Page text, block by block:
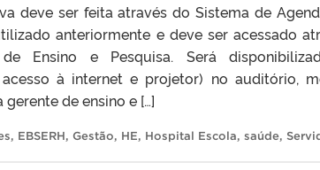
deve ser feita através do Sistema de
anteriormente e deve ser acessado
Ensino e Pesquisa. Será
à internet e projetor) no auditório,
de ensino e […]
, EBSERH, Gestão, HE, Hospital Escola, saúde,